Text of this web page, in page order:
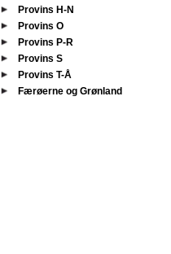
Provins H-N
Provins O
Provins P-R
Provins S
Provins T-Å
Færøerne og Grønland